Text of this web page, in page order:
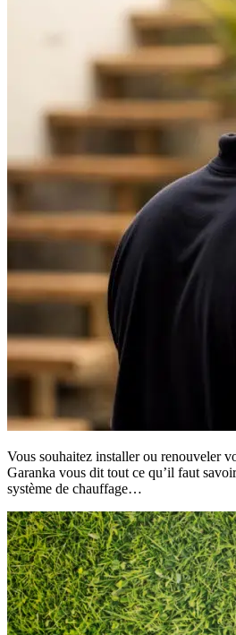
Vous souhaitez installer ou renouveler
Garanka vous dit tout ce qu’il faut
système de chauffage…